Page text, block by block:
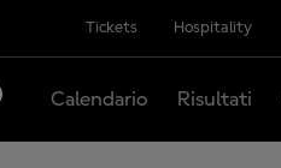
Tickets Hospitality
Calendario Risultati